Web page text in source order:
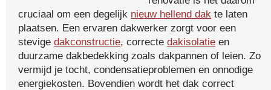
cruciaal om een degelijk nieuw hellend dak te laten
plaatsen. Een ervaren dakwerker zorgt voor een
stevige dakconstructie, correcte dakisolatie en
duurzame dakbedekking zoals dakpannen of leien. Zo
vermijd je tocht, condensatieproblemen en onnodige
energiekosten. Bovendien wordt het dak correct